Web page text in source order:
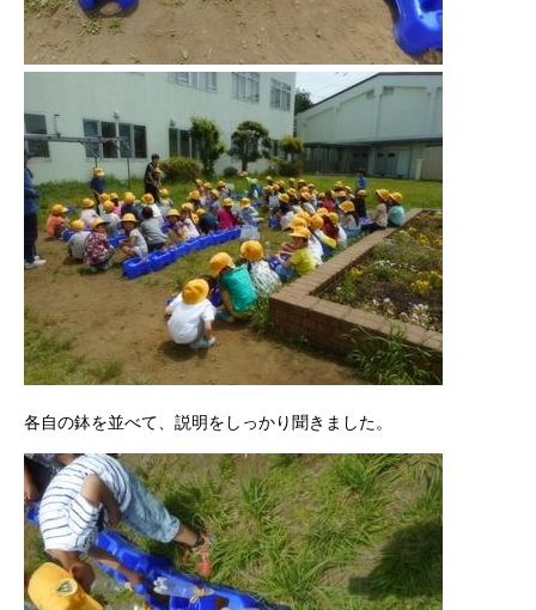
各自の鉢を並べて、説明をしっかり聞きました。